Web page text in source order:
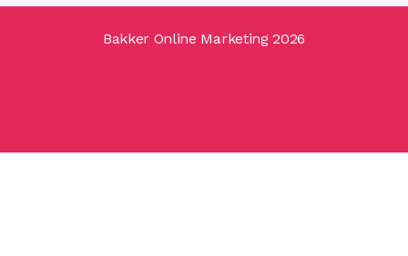
Bakker Online Marketing 2026